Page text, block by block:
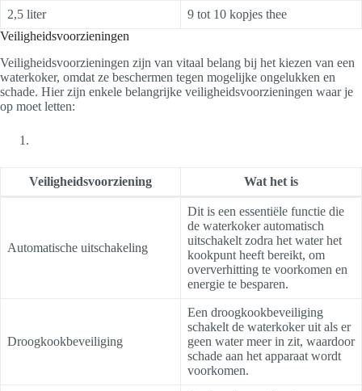
2,5 liter
9 tot 10 kopjes thee
Veiligheidsvoorzieningen
Veiligheidsvoorzieningen zijn van vitaal belang bij het kiezen van een
waterkoker, omdat ze beschermen tegen mogelijke ongelukken en
schade. Hier zijn enkele belangrijke veiligheidsvoorzieningen waar je
op moet letten:
Veiligheidsvoorziening Wat het is
Automatische uitschakeling
Dit is een essentiële functie die
de waterkoker automatisch
uitschakelt zodra het water het
kookpunt heeft bereikt, om
oververhitting te voorkomen en
energie te besparen.
Droogkookbeveiliging
Een droogkookbeveiliging
schakelt de waterkoker uit als er
geen water meer in zit, waardoor
schade aan het apparaat wordt
voorkomen.